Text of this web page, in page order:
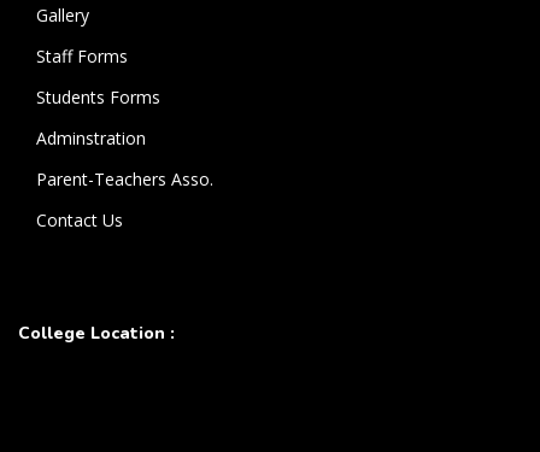
Gallery
Staff Forms
Students Forms
Adminstration
Parent-Teachers Asso.
Contact Us
College Location :